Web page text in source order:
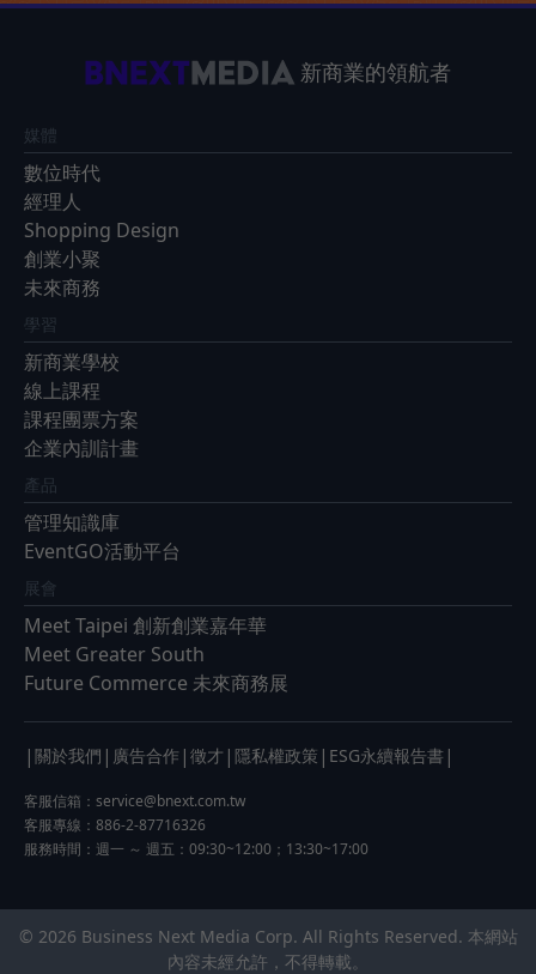
新商業的領航者
媒體
數位時代
經理人
Shopping Design
創業小聚
未來商務
學習
新商業學校
線上課程
課程團票方案
企業內訓計畫
產品
管理知識庫
EventGO活動平台
展會
Meet Taipei 創新創業嘉年華
Meet Greater South
Future Commerce 未來商務展
| 關於我們 | 廣告合作 | 徵才 | 隱私權政策 | ESG永續報告書 |
客服信箱： service@bnext.com.tw
客服專線：886-2-87716326
服務時間：週一 ～ 週五：09:30~12:00；13:30~17:00
© 2026 Business Next Media Corp. All Rights Reserved. 本網站
內容未經允許，不得轉載。